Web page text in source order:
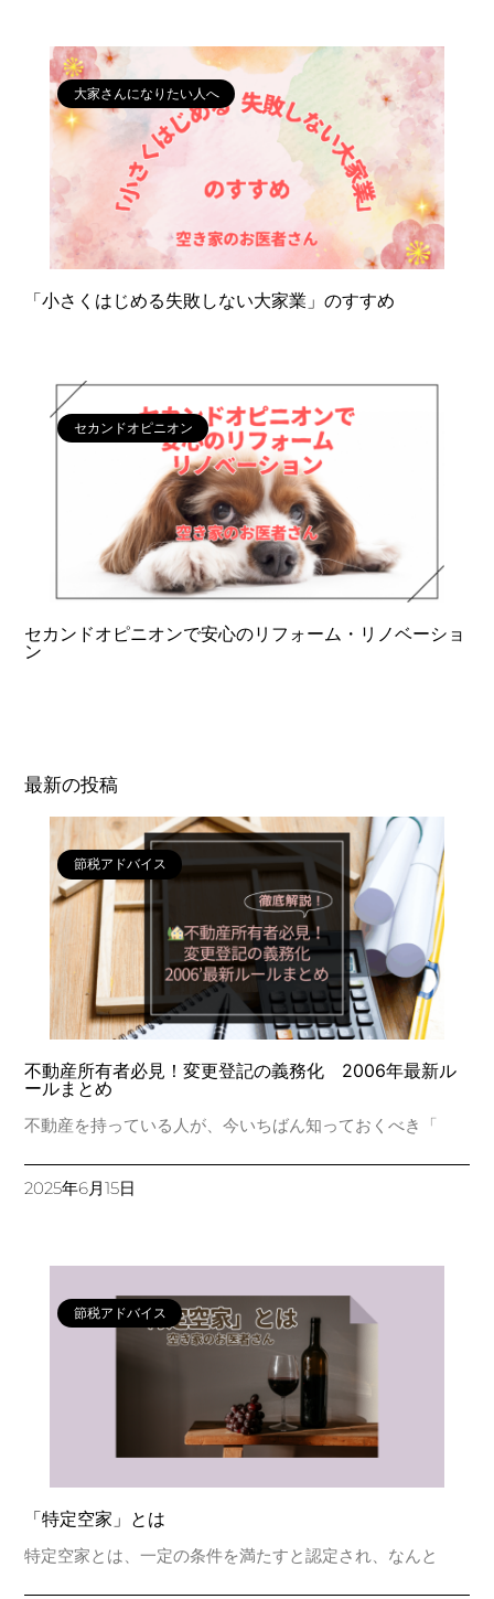
大家さんになりたい人へ
「小さくはじめる失敗しない大家業」のすすめ
セカンドオピニオン
セカンドオピニオンで安心のリフォーム・リノベーショ
ン
最新の投稿
節税アドバイス
不動産所有者必見！変更登記の義務化 2006年最新ル
ールまとめ
不動産を持っている人が、今いちばん知っておくべき「
2025年6月15日
節税アドバイス
「特定空家」とは
特定空家とは、一定の条件を満たすと認定され、なんと